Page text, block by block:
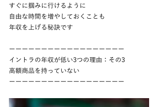
すぐに掴みに行けるように
自由な時間を増やしておくことも
年収を上げる秘訣です
ーーーーーーーーーーーーーーーーーー
イントラの年収が低い3つの理由：その3
高額商品を持っていない
ーーーーーーーーーーーーーーーーーー